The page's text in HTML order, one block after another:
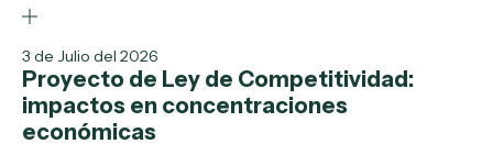
3 de Julio del 2026
Proyecto de Ley de Competitividad:
impactos en concentraciones
económicas